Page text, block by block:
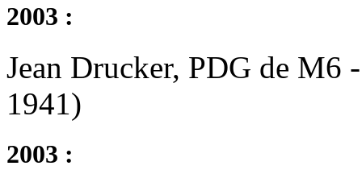
2003 :
Jean Drucker, PDG de
1941)
2003 :